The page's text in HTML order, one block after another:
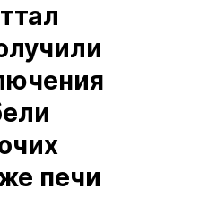
печи